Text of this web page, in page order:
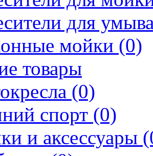
для
мойки (0)
товары
(0)
спорт (0)
и аксессуары